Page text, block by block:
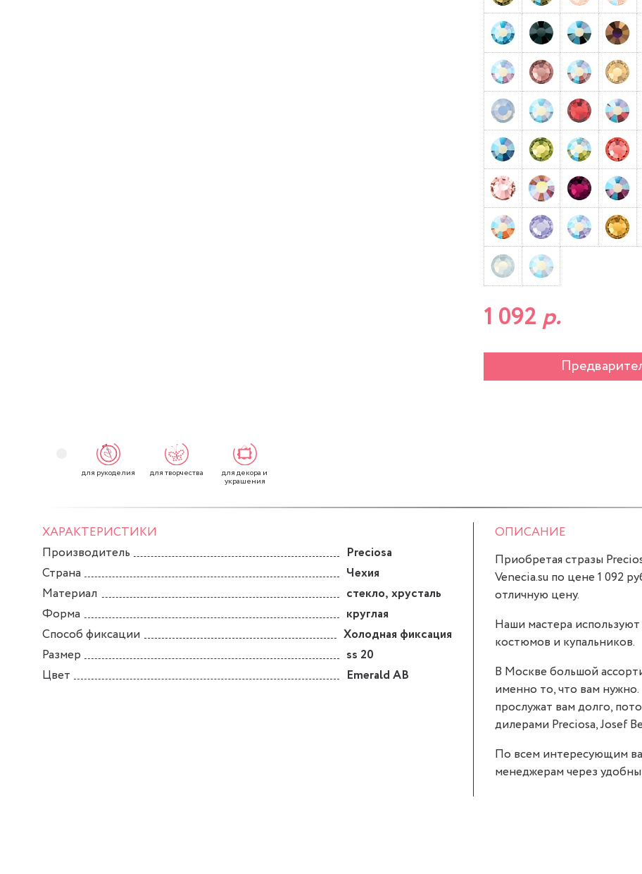
1 092 р.
для рукоделия для творчества для декора и
украшения
ХАРАКТЕРИСТИКИ
Производитель
Preciosa
Страна
Чехия
Материал
стекло, хрусталь
Форма
круглая
Способ фиксации
Холодная фиксация
Размер
ss 20
Цвет
Emerald AB
ОПИСАНИЕ
Приобретая стразы
Venecia.su по цене 1 092
отличную цену.
Наши мастера
костюмов и купальников.
В Москве большой
именно то, что вам
прослужат вам долго,
дилерами Preciosa, Josef
По всем интересующим
менеджерам через